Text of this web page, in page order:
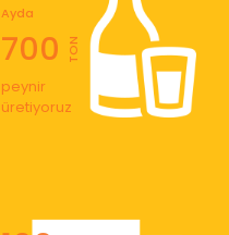
700
Ayda
TON
peynir
üretiyoruz